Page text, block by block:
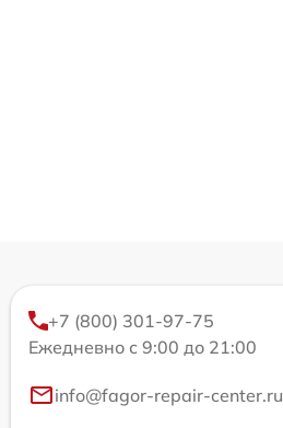
+7 (800) 301-97-75
Ежедневно с 9:00 до 21:00
info@fagor-repair-center.ru